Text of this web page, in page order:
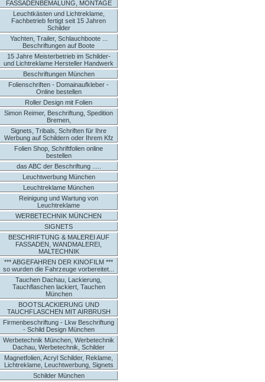
FASSADENBEMALUNG, MONTAGE
Leuchtkästen und Lichtreklame,
Fachbetrieb fertigt seit 15 Jahren
Schilder
Yachten, Trailer, Schlauchboote ...
Beschriftungen auf Boote
15 Jahre Meisterbetrieb im Schilder-
und Lichtreklame Hersteller Handwerk
Beschriftungen München
Folienschriften - Domainaufkleber -
Online bestellen
Roller Design mit Folien
Simon Reimer, Beschriftung, Spedition
Bremen,
Signets, Tribals, Schriften für Ihre
Werbung auf Schildern oder Ihrem Kfz
Folien Shop, Schriftfolien online
bestellen
das ABC der Beschriftung .....
Leuchtwerbung München
Leuchtreklame München
Reinigung und Wartung von
Leuchtreklame
WERBETECHNIK MÜNCHEN
SIGNETS
BESCHRIFTUNG & MALEREI AUF
FASSADEN, WANDMALEREI,
MALTECHNIK
*** ABGEFAHREN DER KINOFILM ***
so wurden die Fahrzeuge vorbereitet...
Tauchen Dachau, Lackierung,
Tauchflaschen lackiert, Tauchen
München
BOOTSLACKIERUNG UND
TAUCHFLASCHEN MIT AIRBRUSH
Firmenbeschriftung - Lkw Beschriftung
- Schild Design München
Werbetechnik München, Werbetechnik
Dachau, Werbetechnik, Schilder
Magnetfolien, Acryl Schilder, Reklame,
Lichtreklame, Leuchtwerbung, Signets
Schilder München